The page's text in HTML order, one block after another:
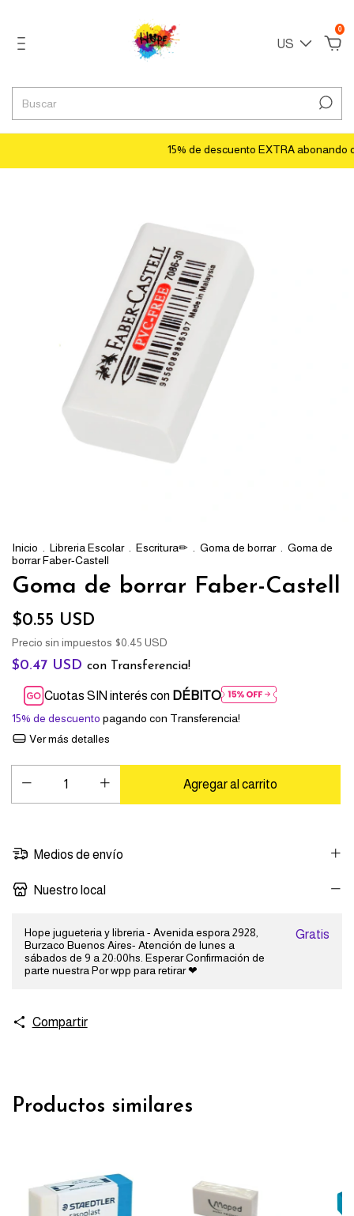
US
0
15% de descuento EXTRA abonando con
Inicio Libreria Escolar Escritura✏ Goma de borrar
Goma de
borrar Faber-Castell
Goma de borrar Faber-Castell
$0.55 USD
Precio sin impuestos $0.45 USD
$0.47 USD con Transferencia!
Cuotas SIN interés con DÉBITO
15% de descuento pagando con Transferencia!
Ver más detalles
Medios de envío
Nuestro local
Hope jugueteria y libreria - Avenida espora 2928,
Burzaco Buenos Aires- Atención de lunes a
sábados de 9 a 20:00hs. Esperar Confirmación de
parte nuestra Por wpp para retirar ❤
Gratis
Compartir
Productos similares